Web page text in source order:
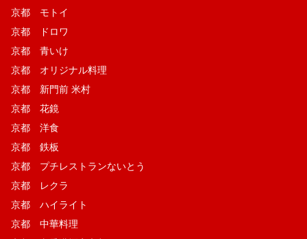
京都 モトイ
京都 ドロワ
京都 青いけ
京都 オリジナル料理
京都 新門前 米村
京都 花鏡
京都 洋食
京都 鉄板
京都 プチレストランないとう
京都 レクラ
京都 ハイライト
京都 中華料理